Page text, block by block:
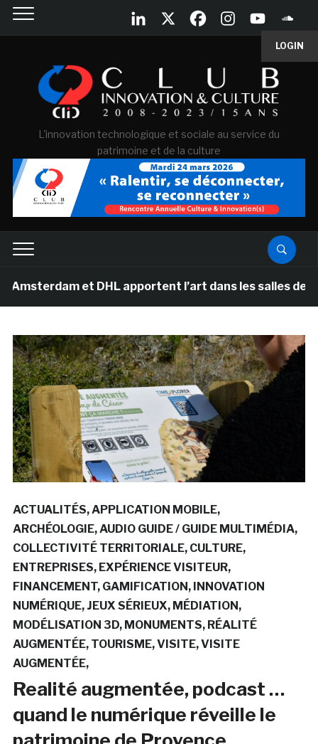
LOGIN
L'innovation technologique et sociale au service du
patrimoine et de la culture
et DHL apportent l’art dans les salles de classe
ACTUALITÉS APPLICATION MOBILE
ARCHÉOLOGIE AUDIO GUIDE / GUIDE MULTIMÉDIA
COLLECTIVITÉ TERRITORIALE CULTURE
ENTREPRISES EXPÉRIENCE VISITEUR
FINANCEMENT GAMIFICATION INNOVATION
NUMÉRIQUE JEUX SÉRIEUX MÉDIATION
MODÉLISATION 3D MONUMENTS RÉALITÉ
AUGMENTÉE TOURISME VISITE VISITE
AUGMENTÉE
Realité augmentée, podcast …
quand le numérique réveille le